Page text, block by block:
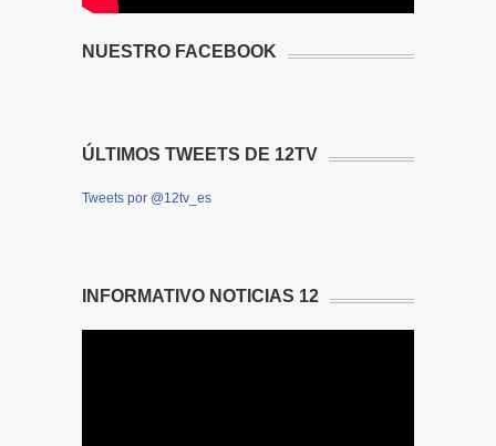
NUESTRO FACEBOOK
ÚLTIMOS TWEETS DE 12TV
Tweets por @12tv_es
INFORMATIVO NOTICIAS 12